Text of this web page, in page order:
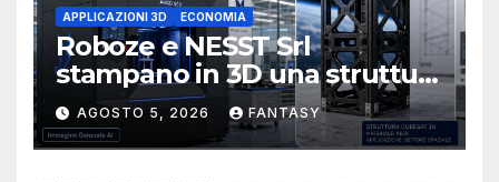
APPLICAZIONI 3D ECONOMIA
Roboze e NESST Srl
stampano in 3D una struttura
CubeSat 3U in Carbon PEEK
AGOSTO 5, 2026 FANTASY